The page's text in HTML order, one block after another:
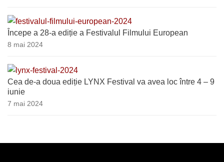
Începe a 28-a ediție a Festivalul Filmului European
8 mai 2024
Cea de-a doua ediție LYNX Festival va avea loc între 4 – 9
iunie
7 mai 2024